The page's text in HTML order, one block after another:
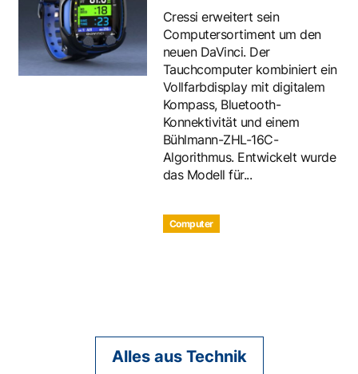
Cressi erweitert sein
Computersortiment um den
neuen DaVinci. Der
Tauchcomputer kombiniert ein
Vollfarbdisplay mit digitalem
Kompass, Bluetooth-
Konnektivität und einem
Bühlmann-ZHL-16C-
Algorithmus. Entwickelt wurde
das Modell für...
Computer
Alles aus Technik